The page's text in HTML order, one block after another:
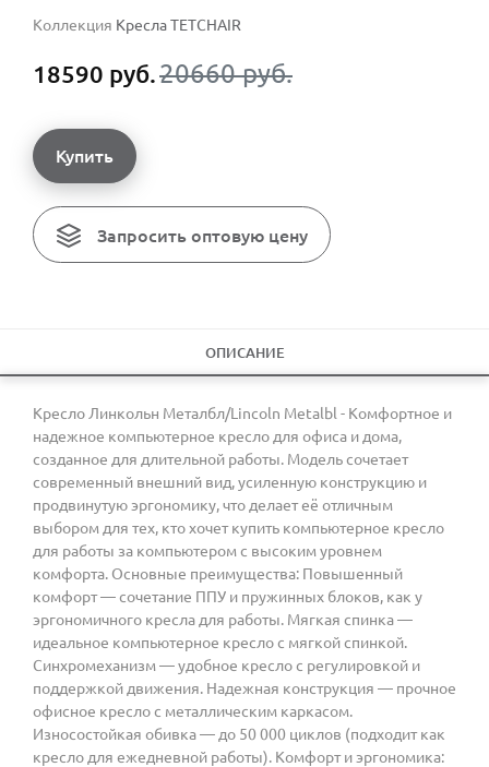
Коллекция Кресла TETCHAIR
18590 руб.20660 руб.
Купить
Запросить оптовую цену
ОПИСАНИЕ
Кресло Линкольн Металбл/Lincoln Metalbl - Комфортное и
надежное компьютерное кресло для офиса и дома,
созданное для длительной работы. Модель сочетает
современный внешний вид, усиленную конструкцию и
продвинутую эргономику, что делает её отличным
выбором для тех, кто хочет купить компьютерное кресло
для работы за компьютером с высоким уровнем
комфорта. Основные преимущества: Повышенный
комфорт — сочетание ППУ и пружинных блоков, как у
эргономичного кресла для работы. Мягкая спинка —
идеальное компьютерное кресло с мягкой спинкой.
Синхромеханизм — удобное кресло с регулировкой и
поддержкой движения. Надежная конструкция — прочное
офисное кресло с металлическим каркасом.
Износостойкая обивка — до 50 000 циклов (подходит как
кресло для ежедневной работы). Комфорт и эргономика: